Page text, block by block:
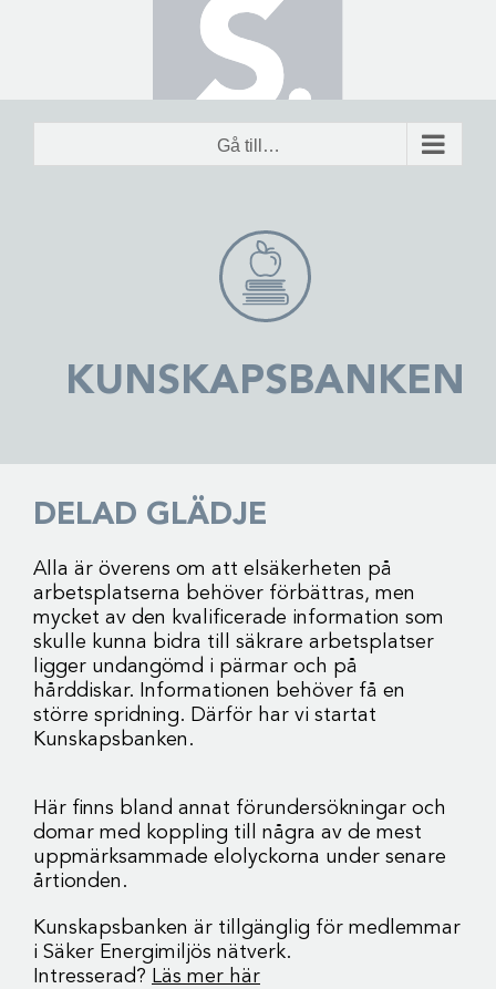
Gå till…
KUNSKAPSBANKEN
DELAD GLÄDJE
Alla är överens om att elsäkerheten på
arbetsplatserna behöver förbättras, men
mycket av den kvalificerade information som
skulle kunna bidra till säkrare arbetsplatser
ligger undangömd i pärmar och på
hårddiskar. Informationen behöver få en
större spridning. Därför har vi startat
Kunskapsbanken.
Här finns bland annat förundersökningar och
domar med koppling till några av de mest
uppmärksammade elolyckorna under senare
årtionden.
Kunskapsbanken är tillgänglig för medlemmar
i Säker Energimiljös nätverk.
Intresserad? Läs mer här